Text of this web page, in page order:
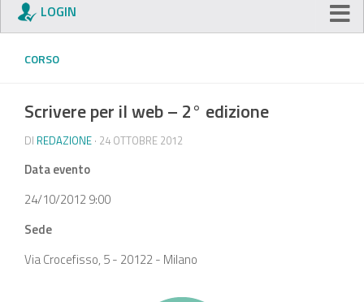
LOGIN
CORSO
Scrivere per il web – 2° edizione
DI REDAZIONE · 24 OTTOBRE 2012
Data evento
24/10/2012 9:00
Sede
Via Crocefisso, 5 - 20122 - Milano